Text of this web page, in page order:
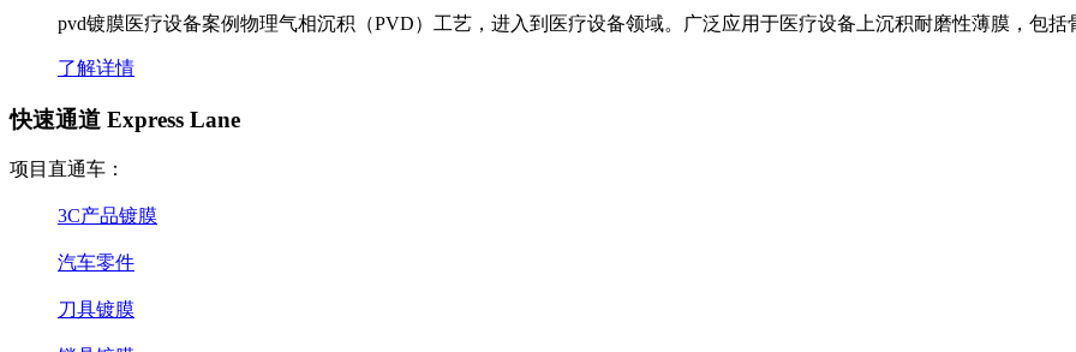
pvd镀膜医疗设备案例物理气相沉积（PVD）工艺，进入到医疗设备领域。广泛应用于医疗设备上沉积耐磨性薄膜，包
了解详情
快速通道 Express Lane
项目直通车：
3C产品镀膜
汽车零件
刀具镀膜